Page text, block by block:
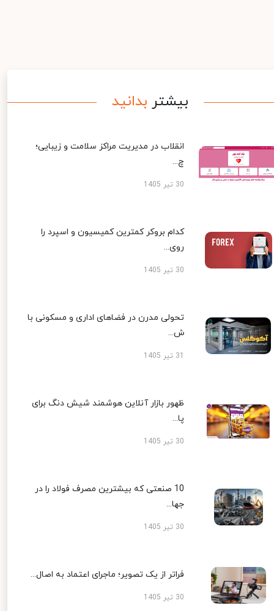
بیشتر بدانید
انقلاب در مدیریت مراکز سلامت و زیبایی؛
چ...
30 تیر 1405
کدام بروکر کمترین کمیسیون و اسپرد را
روی...
30 تیر 1405
تحولی مدرن در فضاهای اداری و مسکونی با
ش...
ظهور بازار آنلاین هوشمند شیش دنگ برای
پا...
30 تیر 1405
10 صنعتی که بیشترین مصرف فولاد را در
جها...
30 تیر 1405
فراتر از یک تصویر؛ ماجرای اعتماد به اصال...
30 تیر 1405